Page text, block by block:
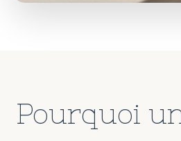
Pourquoi